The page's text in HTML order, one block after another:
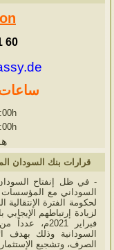
60
هام جداً
قرارات بنك السودان
- في ظل إنفتاح السودان
السوداني مع المؤسسات
لحكومة الفترة
فبراير
السودانية وذلك بهدف
الصرف، وتشجيع